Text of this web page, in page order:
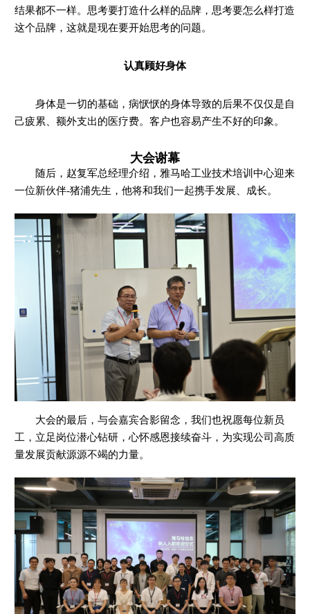
结果都不一样。思考要打造什么样的品牌，思考要怎么样打造
这个品牌，这就是现在要开始思考的问题。
认真顾好身体
身体是一切的基础，病恹恹的身体导致的后果不仅仅是自
己疲累、额外支出的医疗费。客户也容易产生不好的印象。
大会谢幕
随后，赵复军总经理介绍，雅马哈工业技术培训中心迎来
一位新伙伴-猪浦先生，他将和我们一起携手发展、成长。
大会的最后，与会嘉宾合影留念，我们也祝愿每位新员
工，立足岗位潜心钻研，心怀感恩接续奋斗，为实现公司高质
量发展贡献源源不竭的力量。